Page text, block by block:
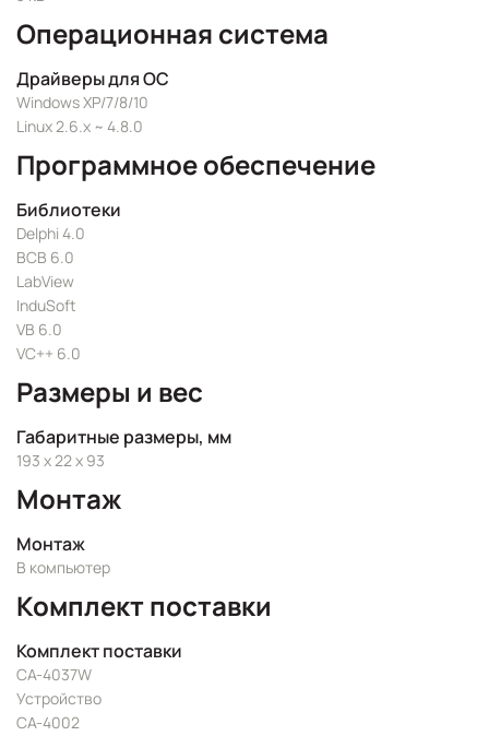
Операционная система
Драйверы для ОС
Windows XP/7/8/10
Linux 2.6.x ~ 4.8.0
Программное обеспечение
Библиотеки
Delphi 4.0
BCB 6.0
LabView
InduSoft
VB 6.0
VC++ 6.0
Размеры и вес
Габаритные размеры, мм
193 x 22 x 93
Монтаж
Монтаж
В компьютер
Комплект поставки
Комплект поставки
CA-4037W
Устройство
CA-4002